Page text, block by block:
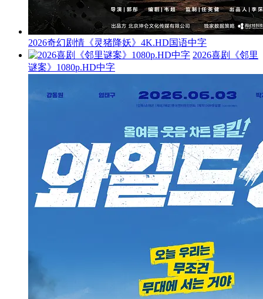
2026奇幻剧情《灵猪降妖》4K.HD国语中字
2026喜剧《邻里
谜案》1080p.HD中字